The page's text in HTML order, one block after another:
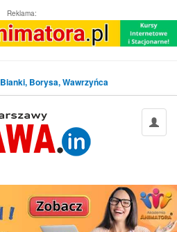
Reklama:
Bianki, Borysa, Wawrzyńca